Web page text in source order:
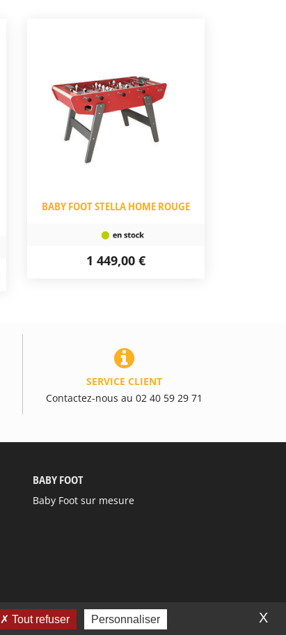
BABY FOOT STELLA HOME ROUGE
1 449,00 €
SERVICE CLIENT
Contactez-nous au 02 40 59 29 71
BABY FOOT
Baby Foot sur mesure
X
Tout refuser Personnaliser